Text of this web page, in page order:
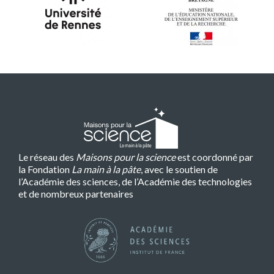
Le réseau des Maisons pour la scienceest coordonné par
la Fondation La main à la pâte, avec le soutien de
l’Académie des sciences, de l’Académie des technologies
et de nombreux partenaires